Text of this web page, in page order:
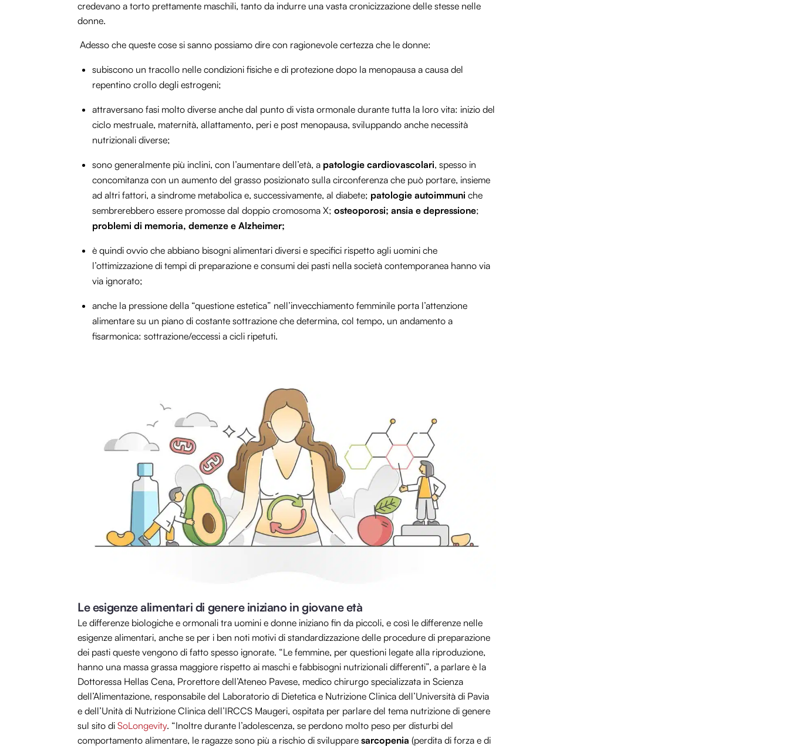
credevano a torto prettamente maschili, tanto da indurre una vasta cronicizzazione delle stesse nelle
donne.
Adesso che queste cose si sanno possiamo dire con ragionevole certezza che le donne:
subiscono un tracollo nelle condizioni fisiche e di protezione dopo la menopausa a causa del
repentino crollo degli estrogeni;
attraversano fasi molto diverse anche dal punto di vista ormonale durante tutta la loro vita: inizio del
ciclo mestruale, maternità, allattamento, peri e post menopausa, sviluppando anche necessità
nutrizionali diverse;
sono generalmente più inclini, con l’aumentare dell’età, a patologie cardiovascolari, spesso in
concomitanza con un aumento del grasso posizionato sulla circonferenza che può portare, insieme
ad altri fattori, a sindrome metabolica e, successivamente, al diabete; patologie autoimmuni che
sembrerebbero essere promosse dal doppio cromosoma X; osteoporosi; ansia e depressione;
problemi di memoria, demenze e Alzheimer;
è quindi ovvio che abbiano bisogni alimentari diversi e specifici rispetto agli uomini che
l’ottimizzazione di tempi di preparazione e consumi dei pasti nella società contemporanea hanno via
via ignorato;
anche la pressione della “questione estetica” nell’invecchiamento femminile porta l’attenzione
alimentare su un piano di costante sottrazione che determina, col tempo, un andamento a
fisarmonica: sottrazione/eccessi a cicli ripetuti.
Le esigenze alimentari di genere iniziano in giovane età
Le differenze biologiche e ormonali tra uomini e donne iniziano fin da piccoli, e così le differenze nelle
esigenze alimentari, anche se per i ben noti motivi di standardizzazione delle procedure di preparazione
dei pasti queste vengono di fatto spesso ignorate. “Le femmine, per questioni legate alla riproduzione,
hanno una massa grassa maggiore rispetto ai maschi e fabbisogni nutrizionali differenti”, a parlare è la
Dottoressa Hellas Cena, Prorettore dell’Ateneo Pavese, medico chirurgo specializzata in Scienza
dell’Alimentazione, responsabile del Laboratorio di Dietetica e Nutrizione Clinica dell’Università di Pavia
e dell’Unità di Nutrizione Clinica dell’IRCCS Maugeri, ospitata per parlare del tema nutrizione di genere
sul sito di SoLongevity. “Inoltre durante l’adolescenza, se perdono molto peso per disturbi del
comportamento alimentare, le ragazze sono più a rischio di sviluppare sarcopenia (perdita di forza e di